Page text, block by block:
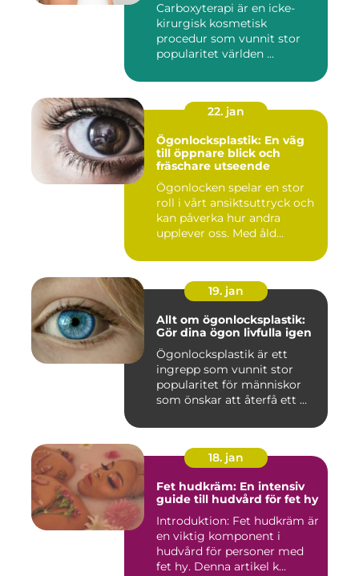
Carboxyterapi är en icke-
kirurgisk kosmetisk
procedur som vunnit stor
popularitet världen ...
22. jan
Ögonlocksplastik: En väg
till öppnare blick och
fräschare utseende
Ögonlocken spelar en stor
roll i vårt ansiktsuttryck och
kan påverka hur andra
upplever oss. Med åld...
19. jan
Allt om ögonlocksplastik:
Gör dina ögon livfulla igen
Ögonlocksplastik är ett
ingrepp som vunnit stor
popularitet för människor
som önskar att återfå ett ...
18. jan
Fet hudkräm: En intensiv
guide till hudvård för fet hy
Introduktion: Fet hudkräm är
en viktig komponent i
hudvård för personer med
fet hy. Denna artikel k...